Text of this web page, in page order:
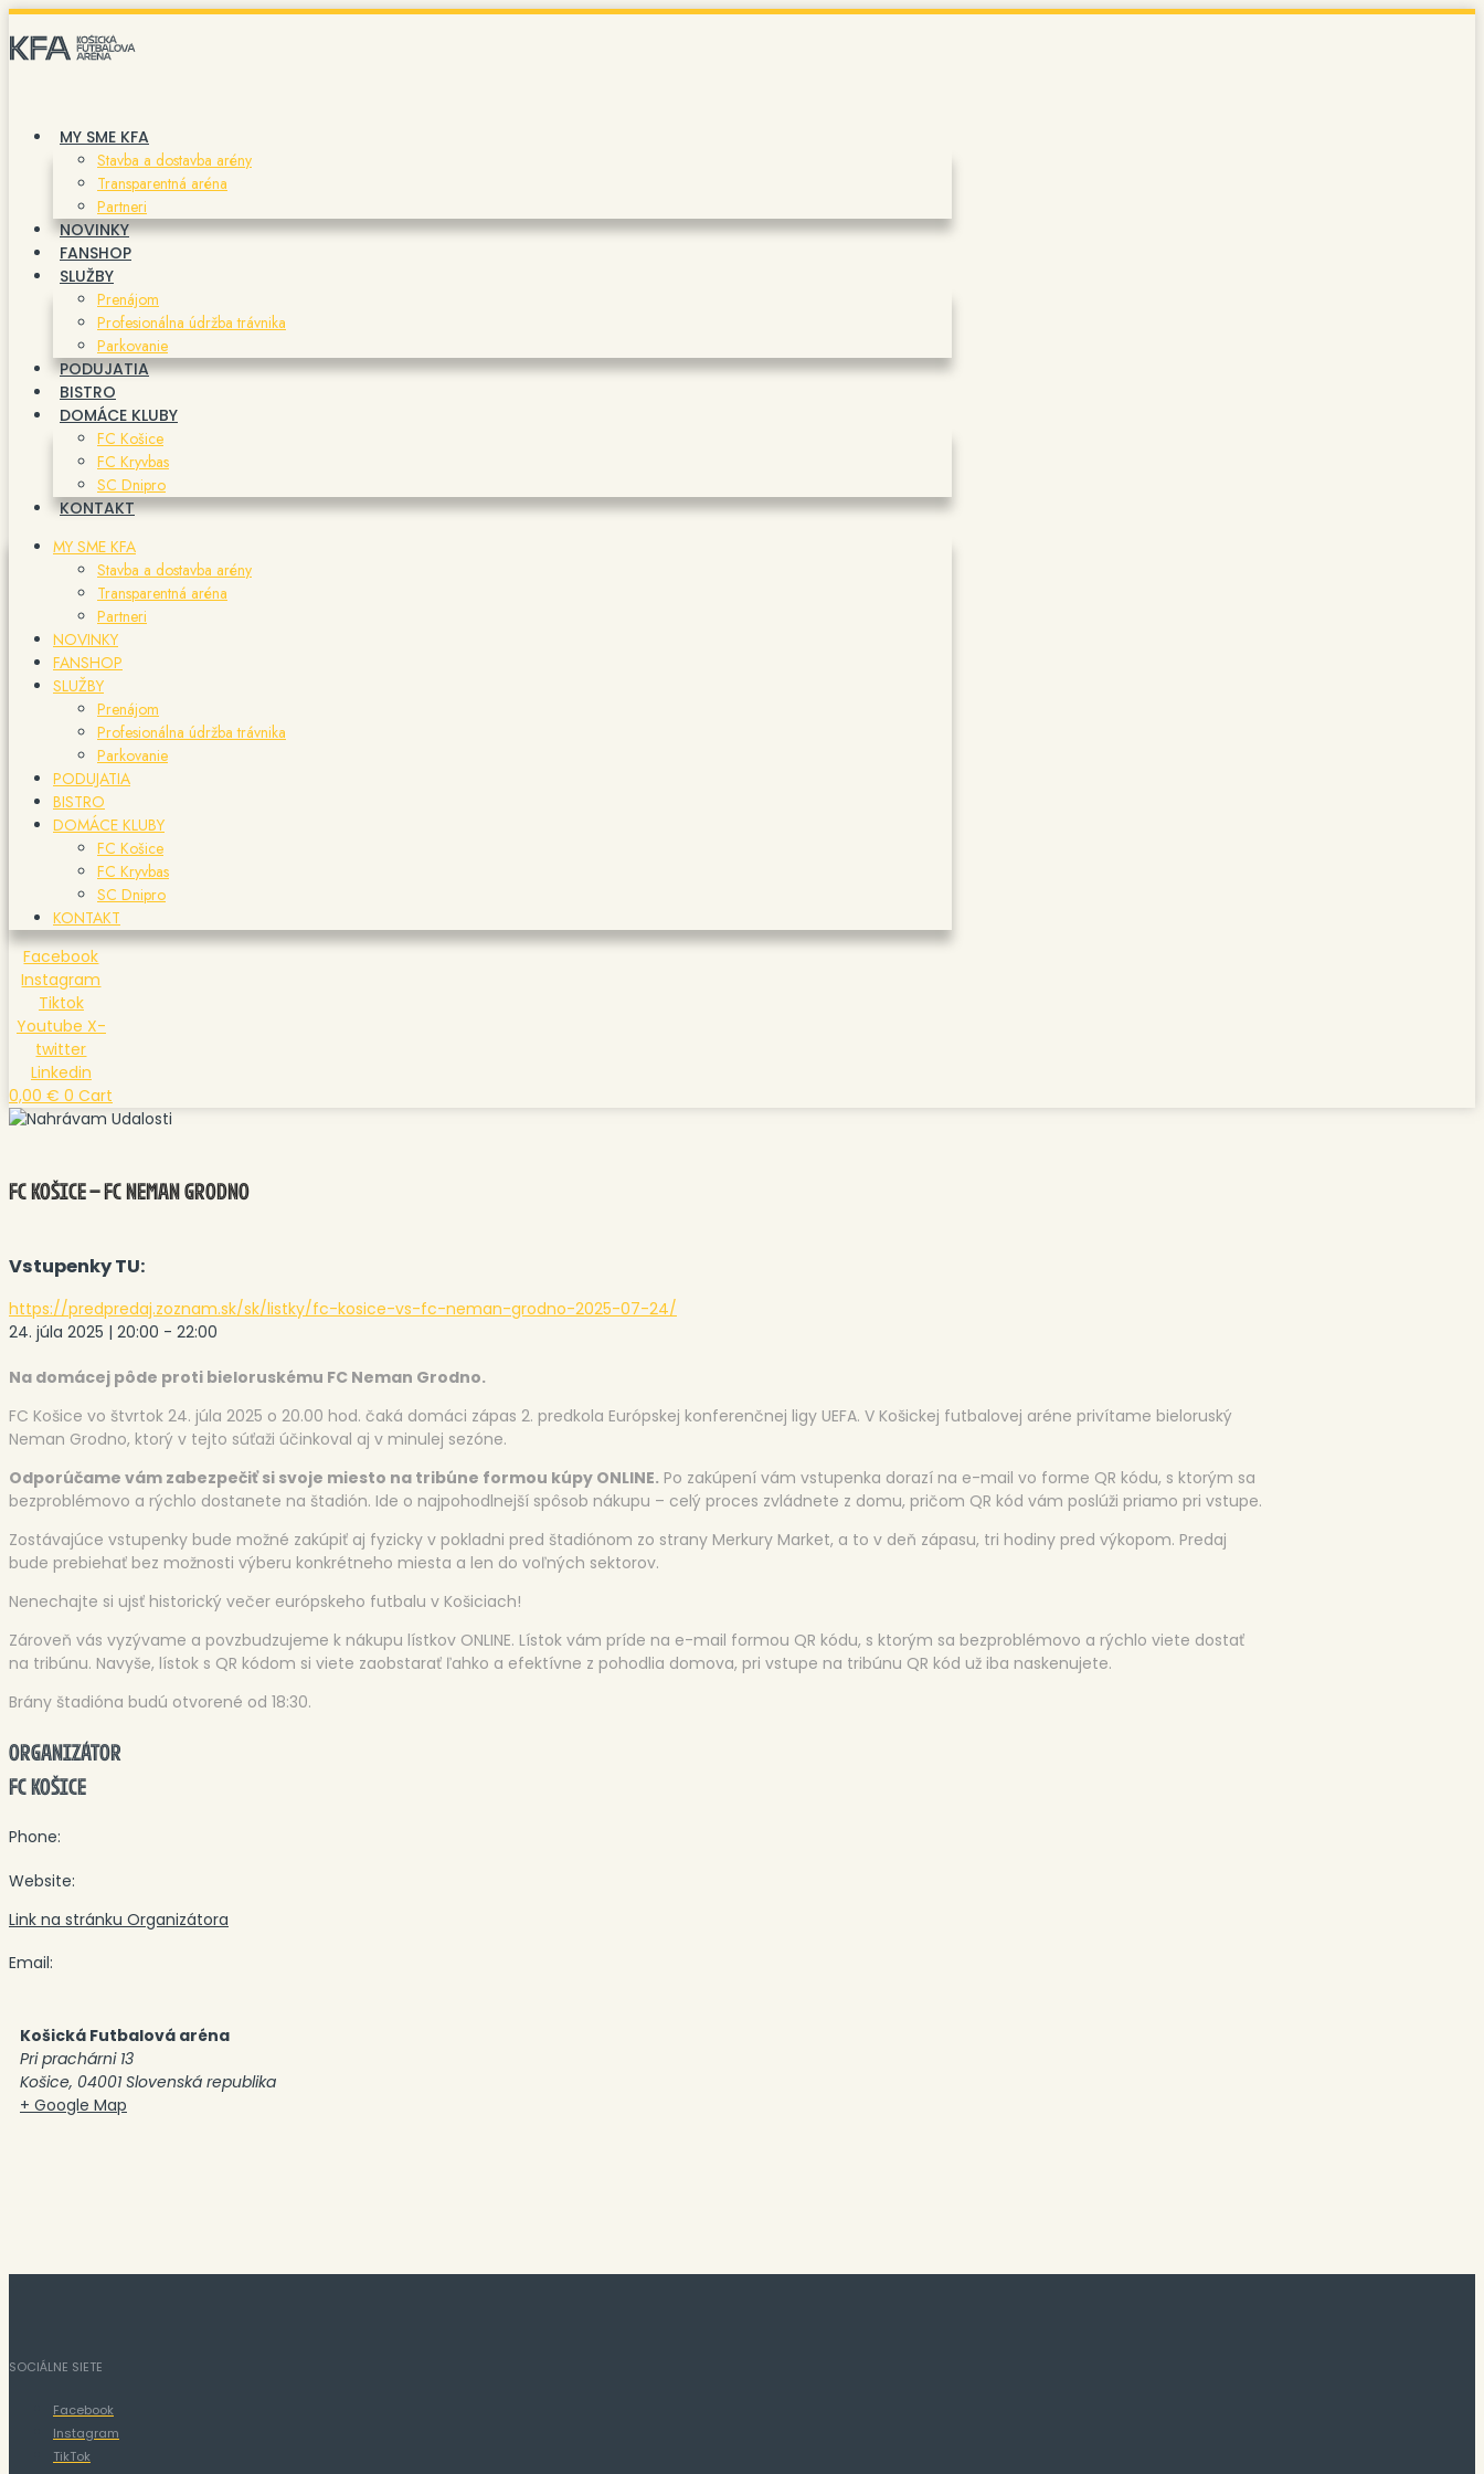
Preskočiť
na
obsah
MY SME KFA
Stavba a dostavba arény
Transparentná aréna
Partneri
NOVINKY
FANSHOP
SLUŽBY
Prenájom
Profesionálna údržba trávnika
Parkovanie
PODUJATIA
BISTRO
DOMÁCE KLUBY
FC Košice
FC Kryvbas
SC Dnipro
KONTAKT
MY SME KFA
Stavba a dostavba arény
Transparentná aréna
Partneri
NOVINKY
FANSHOP
SLUŽBY
Prenájom
Profesionálna údržba trávnika
Parkovanie
PODUJATIA
BISTRO
DOMÁCE KLUBY
FC Košice
FC Kryvbas
SC Dnipro
KONTAKT
Facebook
Instagram
Tiktok
Youtube X-
twitter
Linkedin
0,00 € 0 Cart
FC KOŠICE – FC NEMAN GRODNO
Vstupenky TU:
https://predpredaj.zoznam.sk/sk/listky/fc-kosice-vs-fc-neman-grodno-2025-07-24/
24. júla 2025 | 20:00 - 22:00
Na domácej pôde proti bieloruskému FC Neman Grodno.
FC Košice vo štvrtok 24. júla 2025 o 20.00 hod. čaká domáci zápas 2. predkola Európskej konferenčnej ligy UEFA. V Košickej futbalovej aréne privítame bieloruský
Neman Grodno, ktorý v tejto súťaži účinkoval aj v minulej sezóne.
Odporúčame vám zabezpečiť si svoje miesto na tribúne formou kúpy ONLINE. Po zakúpení vám vstupenka dorazí na e-mail vo forme QR kódu, s ktorým sa
bezproblémovo a rýchlo dostanete na štadión. Ide o najpohodlnejší spôsob nákupu – celý proces zvládnete z domu, pričom QR kód vám poslúži priamo pri vstupe.
Zostávajúce vstupenky bude možné zakúpiť aj fyzicky v pokladni pred štadiónom zo strany Merkury Market, a to v deň zápasu, tri hodiny pred výkopom. Predaj
bude prebiehať bez možnosti výberu konkrétneho miesta a len do voľných sektorov.
Nenechajte si ujsť historický večer európskeho futbalu v Košiciach!
Zároveň vás vyzývame a povzbudzujeme k nákupu lístkov ONLINE. Lístok vám príde na e-mail formou QR kódu, s ktorým sa bezproblémovo a rýchlo viete dostať
na tribúnu. Navyše, lístok s QR kódom si viete zaobstarať ľahko a efektívne z pohodlia domova, pri vstupe na tribúnu QR kód už iba naskenujete.
Brány štadióna budú otvorené od 18:30.
ORGANIZÁTOR
FC KOŠICE
Phone:
Website:
Link na stránku Organizátora
Email:
Košická Futbalová aréna
Pri prachárni 13
Košice, 04001 Slovenská republika
+ Google Map
SOCIÁLNE SIETE
Facebook
Instagram
TikTok